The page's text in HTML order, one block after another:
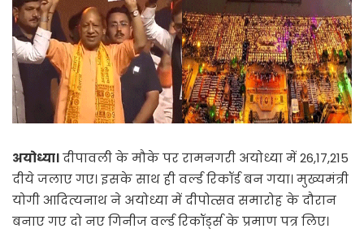
अयोध्या।दीपावली के मौके पर रामनगरी अयोध्या में 26,17,215
दीये जलाए गए। इसके साथ ही वर्ल्ड रिकॉर्ड बन गया। मुख्यमंत्री
योगी आदित्यनाथ ने अयोध्या में दीपोत्सव समारोह के दौरान
बनाए गए दो नए गिनीज वर्ल्ड रिकॉर्ड्स के प्रमाण पत्र लिए।